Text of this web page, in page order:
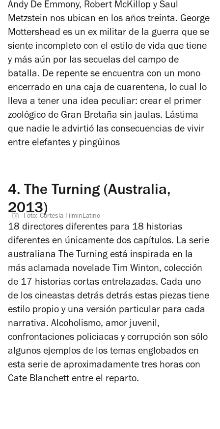
Andy De Emmony, Robert McKillop y Saul
Metzstein nos ubican en los años treinta. George
Mottershead es un ex militar de la guerra que se
siente incompleto con el estilo de vida que tiene
y más aún por las secuelas del campo de
batalla. De repente se encuentra con un mono
encerrado en una caja de cuarentena, lo cual lo
lleva a tener una idea peculiar: crear el primer
zoológico de Gran Bretaña sin jaulas. Lástima
que nadie le advirtió las consecuencias de vivir
entre elefantes y pingüinos
4. The Turning (Australia,
2013)
Foto: Cortesía FilminLatino
18 directores diferentes para 18 historias
diferentes en únicamente dos capítulos. La serie
australiana The Turning está inspirada en la
más aclamada novelade Tim Winton, colección
de 17 historias cortas entrelazadas. Cada uno
de los cineastas detrás detrás estas piezas tiene
estilo propio y una versión particular para cada
narrativa. Alcoholismo, amor juvenil,
confrontaciones policiacas y corrupción son sólo
algunos ejemplos de los temas englobados en
esta serie de aproximadamente tres horas con
Cate Blanchett entre el reparto.